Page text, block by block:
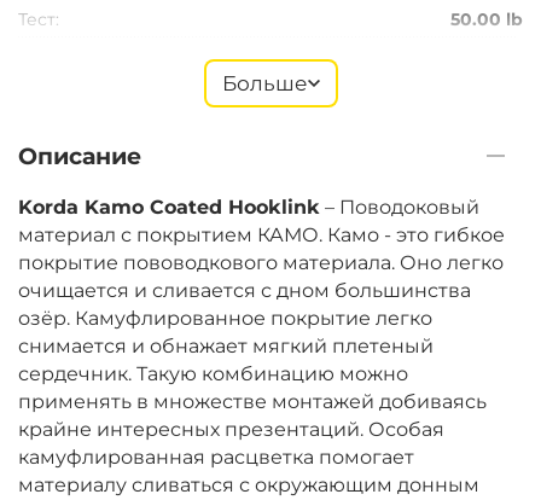
Тест: 50.00 lb
‍2 711‍ ₽
Тест:
‍3 060‍ ₽ +
−
Больше
Описание
Korda Kamo Coated Hooklink – Поводоковый
материал с покрытием КАМО. Камо - это гибкое
покрытие пововодкового материала. Оно легко
очищается и сливается с дном большинства
озёр. Камуфлированное покрытие легко
снимается и обнажает мягкий плетеный
сердечник. Такую комбинацию можно
применять в множестве монтажей добиваясь
крайне интересных презентаций. Особая
камуфлированная расцветка помогает
материалу сливаться с окружающим донным